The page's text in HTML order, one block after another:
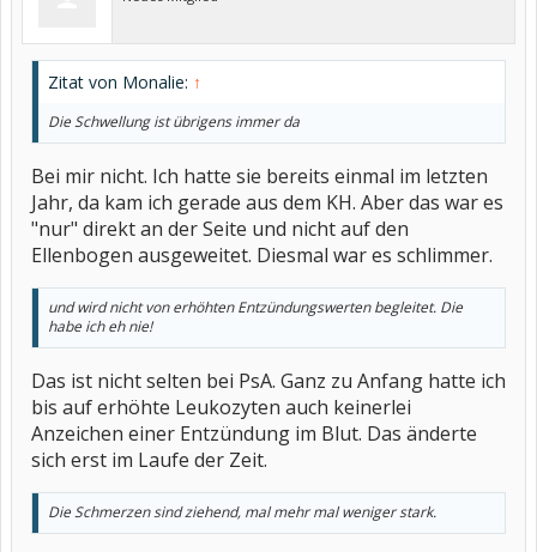
Zitat von Monalie: ↑
Die Schwellung ist übrigens immer da
Bei mir nicht. Ich hatte sie bereits einmal im letzten
Jahr, da kam ich gerade aus dem KH. Aber das war es
"nur" direkt an der Seite und nicht auf den
Ellenbogen ausgeweitet. Diesmal war es schlimmer.
und wird nicht von erhöhten Entzündungswerten begleitet. Die
habe ich eh nie!
Das ist nicht selten bei PsA. Ganz zu Anfang hatte ich
bis auf erhöhte Leukozyten auch keinerlei
Anzeichen einer Entzündung im Blut. Das änderte
sich erst im Laufe der Zeit.
Die Schmerzen sind ziehend, mal mehr mal weniger stark.